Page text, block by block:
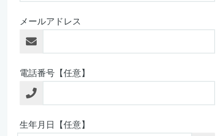
メールアドレス
電話番号【任意】
生年月日【任意】